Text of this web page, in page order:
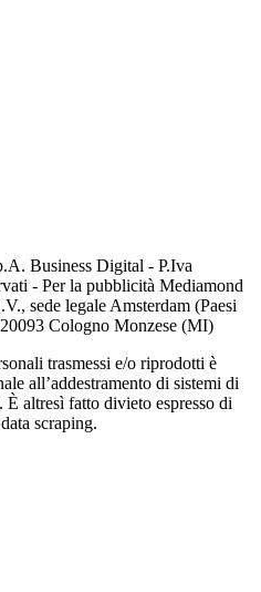
Business Digital - P.Iva
- Per la pubblicità Mediamond
sede legale Amsterdam (Paesi
Cologno Monzese (MI)
trasmessi e/o riprodotti è
all’addestramento di sistemi di
altresì fatto divieto espresso di
scraping.